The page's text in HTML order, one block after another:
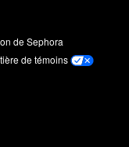
de Sephora
de témoins